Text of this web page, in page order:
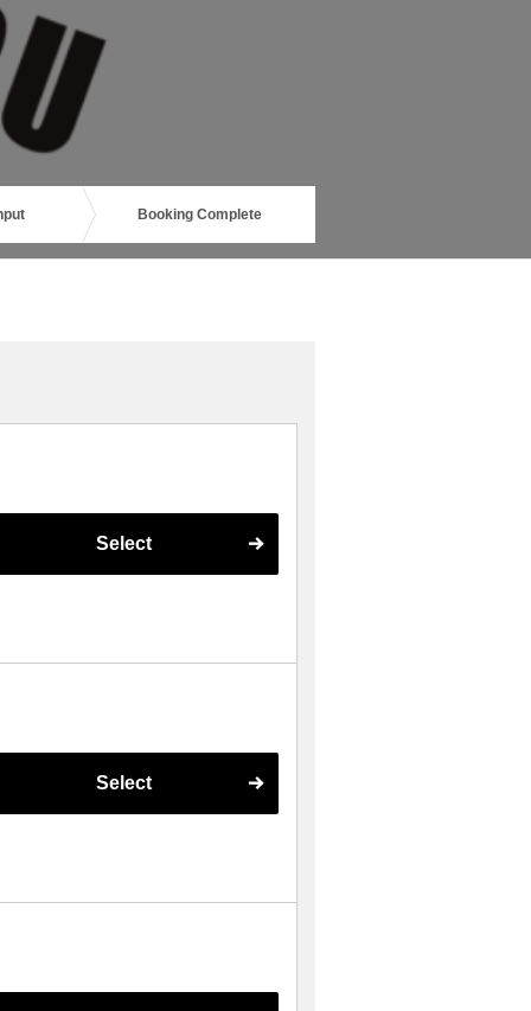
Booking Complete
Select
Select